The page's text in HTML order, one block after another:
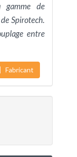
gamme de
Spirotech.
entre
Fabricant